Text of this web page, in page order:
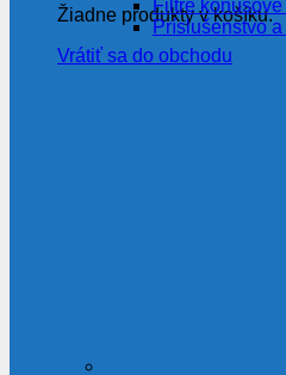
Žiadne produkty v košíku.
Vrátiť sa do obchodu
Filtre
Príslušenstvo